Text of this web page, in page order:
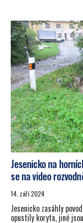
Jesenicko na
se na video
14. září 2024
Jesenicko zasáhly
opustily koryta, jiné